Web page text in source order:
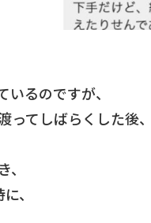
いるのですが、
ってしばらくした後
、